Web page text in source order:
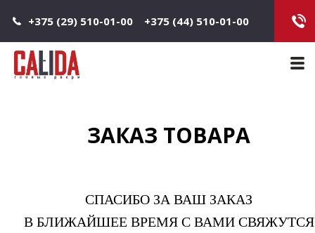
+375 (29) 510-01-00
+375 (44) 510-01-00
ЗАКАЗ ТОВАРА
СПАСИБО ЗА ВАШ ЗАКАЗ
В БЛИЖАЙШЕЕ ВРЕМЯ С ВАМИ СВЯЖУТСЯ